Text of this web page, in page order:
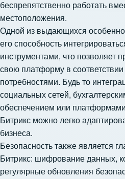
беспрепятственно работать
местоположения.
Одной из выдающихся
его способность
инструментами, что позволяет
свою платформу в
потребностями. Будь то
социальных сетей,
обеспечением или
Битрикс можно легко
бизнеса.
Безопасность также является
Битрикс: шифрование данных,
регулярные обновления